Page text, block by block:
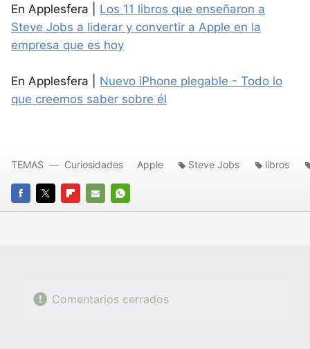
En Applesfera | Los 11 libros que enseñaron a
Steve Jobs a liderar y convertir a Apple en la
empresa que es hoy
En Applesfera | Nuevo iPhone plegable - Todo lo
que creemos saber sobre él
FACEBOOK
TWITTERFLIPBOARD
E-
WHATSAPP
TEMAS Curiosidades Apple Steve Jobs libros
Comentarios cerrados